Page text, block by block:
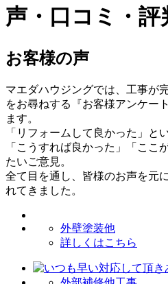
声・口コミ・評
お客様の声
マエダハウジングでは、工事が
をお尋ねする『お客様アンケー
ます。
「リフォームして良かった」と
「こうすれば良かった」「ここ
たいご意見。
全て目を通し、皆様のお声を元
れてきました。
外壁塗装他
詳しくはこちら